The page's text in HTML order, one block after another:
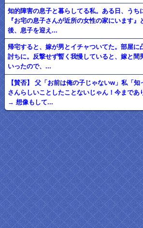
知的障害の息子と暮らしてる私。ある日、うち
『お宅の息子さんが近所の女性の家にいます
後、息子を迎え...
帰宅すると、嫁が男とイチャついてた。部屋に
討ちに。反撃せず暫く我慢していると、嫁と間
いったので、...
【賛否】 父「お前は俺の子じゃないw」私「
さんらしいことしたことないじゃん！今まであ
→ 想像もして...